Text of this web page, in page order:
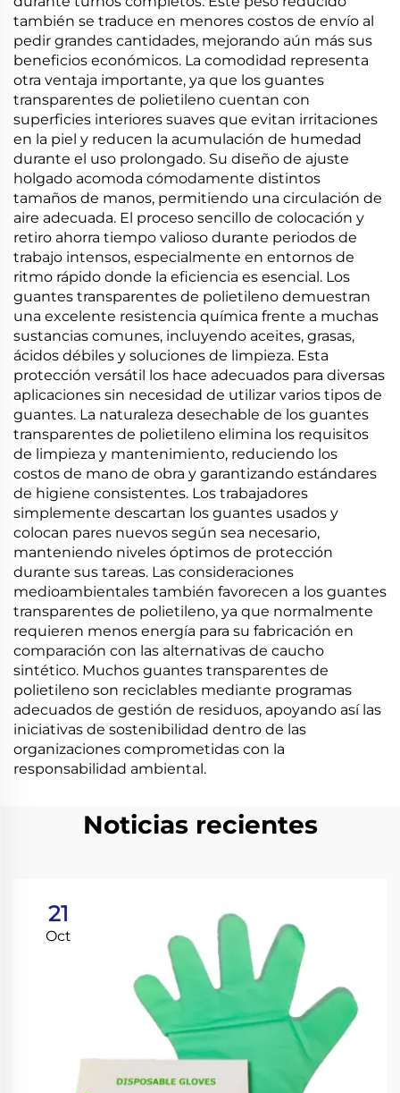
también se traduce en menores costos de envío al
pedir grandes cantidades, mejorando aún más sus
beneficios económicos. La comodidad representa
otra ventaja importante, ya que los guantes
transparentes de polietileno cuentan con
superficies interiores suaves que evitan irritaciones
en la piel y reducen la acumulación de humedad
durante el uso prolongado. Su diseño de ajuste
holgado acomoda cómodamente distintos
tamaños de manos, permitiendo una circulación de
aire adecuada. El proceso sencillo de colocación y
retiro ahorra tiempo valioso durante periodos de
trabajo intensos, especialmente en entornos de
ritmo rápido donde la eficiencia es esencial. Los
guantes transparentes de polietileno demuestran
una excelente resistencia química frente a muchas
sustancias comunes, incluyendo aceites, grasas,
ácidos débiles y soluciones de limpieza. Esta
protección versátil los hace adecuados para diversas
aplicaciones sin necesidad de utilizar varios tipos de
guantes. La naturaleza desechable de los guantes
transparentes de polietileno elimina los requisitos
de limpieza y mantenimiento, reduciendo los
costos de mano de obra y garantizando estándares
de higiene consistentes. Los trabajadores
simplemente descartan los guantes usados y
colocan pares nuevos según sea necesario,
manteniendo niveles óptimos de protección
durante sus tareas. Las consideraciones
medioambientales también favorecen a los guantes
transparentes de polietileno, ya que normalmente
requieren menos energía para su fabricación en
comparación con las alternativas de caucho
sintético. Muchos guantes transparentes de
polietileno son reciclables mediante programas
adecuados de gestión de residuos, apoyando así las
iniciativas de sostenibilidad dentro de las
organizaciones comprometidas con la
responsabilidad ambiental.
Noticias recientes
21
Oct